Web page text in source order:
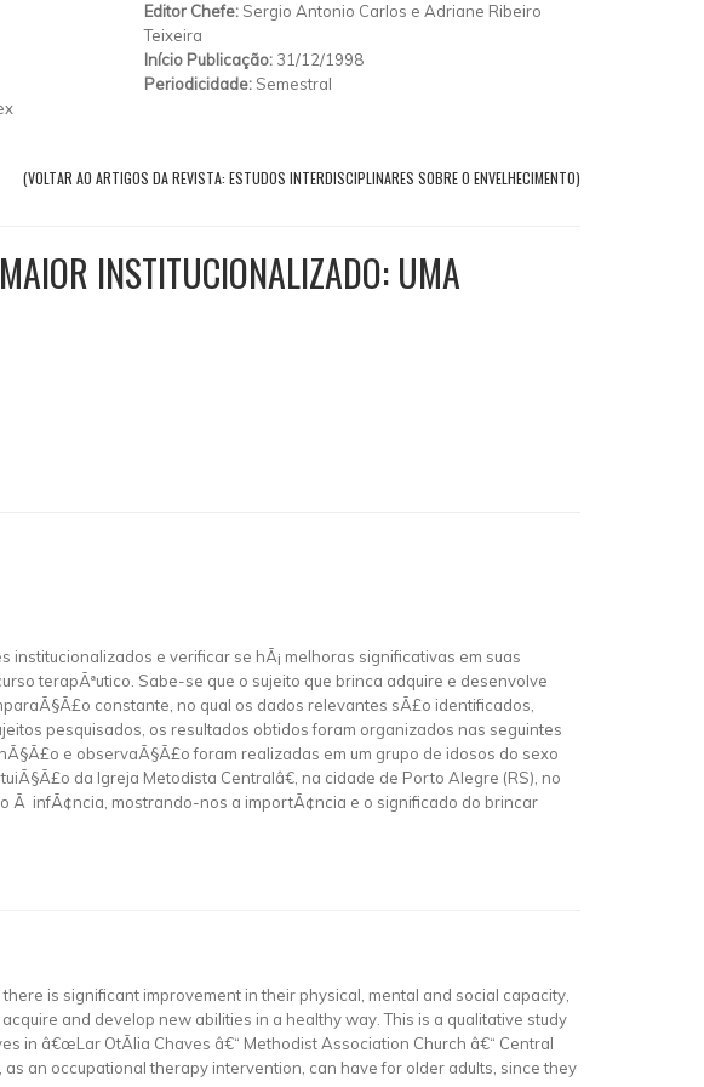
Editor Chefe: Sergio Antonio Carlos e Adriane Ribeiro
Teixeira
Início Publicação: 31/12/1998
Periodicidade: Semestral
(VOLTAR AO ARTIGOS DA REVISTA: ESTUDOS INTERDISCIPLINARES SOBRE O ENVELHECIMENTO)
INSTITUCIONALIZADO: UMA
e verificar se hÃ¡ melhoras significativas em suas
terapÃªutico. Sabe-se que o sujeito que brinca adquire e desenvolve
constante, no qual os dados relevantes sÃ£o identificados,
pesquisados, os resultados obtidos foram organizados nas seguintes
e observaÃ§Ã£o foram realizadas em um grupo de idosos do sexo
da Igreja Metodista Centralâ€, na cidade de Porto Alegre (RS), no
Ã infÃ¢ncia, mostrando-nos a importÃ¢ncia e o significado do brincar
is significant improvement in their physical, mental and social capacity,
and develop new abilities in a healthy way. This is a qualitative study
in â€œLar OtÃ­lia Chaves â€“ Methodist Association Church â€“ Central
an occupational therapy intervention, can have for older adults, since they